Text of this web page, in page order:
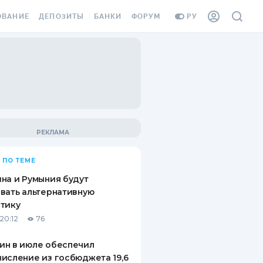
РУ
ВИНЬЕТКА
СОТРУДНИКОВ
ОТ
СЛУЧАЕВ
ДЕПОЗИТЫ
ВОПРОСЫ И ОТВЕТЫ
СБЕРЕЖЕНИЯМ
БАНКИ ФОРУМ
ПО ТЕМЕ
и Румыния будут
альтернативную
76
в июле обеспечил
из госбюджета 19,6